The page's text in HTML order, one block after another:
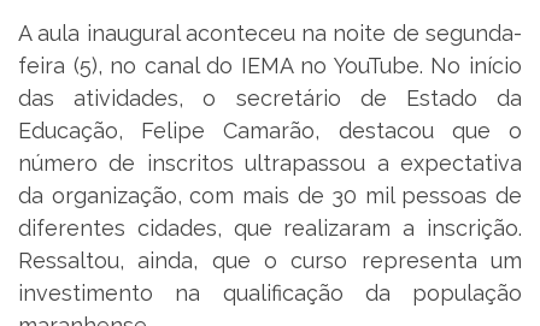
A aula inaugural aconteceu na noite de segunda-
feira (5), no canal do IEMA no YouTube. No início
das atividades, o secretário de Estado da
Educação, Felipe Camarão, destacou que o
número de inscritos ultrapassou a expectativa
da organização, com mais de 30 mil pessoas de
diferentes cidades, que realizaram a inscrição.
Ressaltou, ainda, que o curso representa um
investimento na qualificação da população